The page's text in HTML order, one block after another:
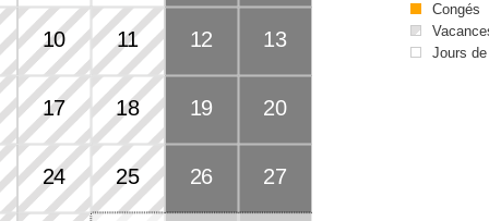
10 11 12 13
17 18 19 20
24 25 26 27
Congés
Jours